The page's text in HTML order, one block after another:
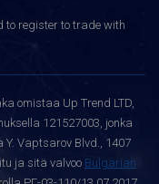
to register to trade with
omistaa Up Trend LTD,
121527003, jonka
Vaptsarov Blvd., 1407
ja sitä valvoo Bulgarian